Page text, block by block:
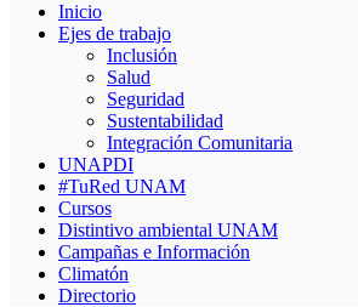
Inicio
Ejes de trabajo
Inclusión
Salud
Seguridad
Sustentabilidad
Integración Comunitaria
UNAPDI
#TuRed UNAM
Cursos
Distintivo ambiental UNAM
Campañas e Información
Climatón
Directorio